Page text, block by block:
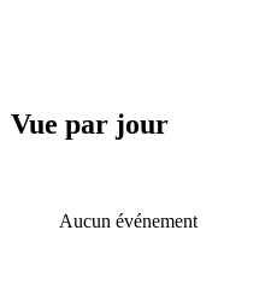
Vue par jour
Aucun événement